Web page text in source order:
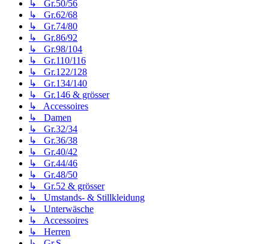
↳ Gr.50/56
↳ Gr.62/68
↳ Gr.74/80
↳ Gr.86/92
↳ Gr.98/104
↳ Gr.110/116
↳ Gr.122/128
↳ Gr.134/140
↳ Gr.146 & grösser
↳ Accessoires
↳ Damen
↳ Gr.32/34
↳ Gr.36/38
↳ Gr.40/42
↳ Gr.44/46
↳ Gr.48/50
↳ Gr.52 & grösser
↳ Umstands- & Stillkleidung
↳ Unterwäsche
↳ Accessoires
↳ Herren